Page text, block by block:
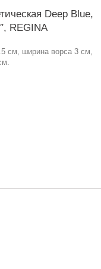
Deep Blue,
REGINA
см, ширина ворса 3 см,